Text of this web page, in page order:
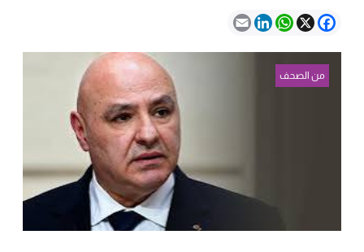
Facebook
X
WhatsApp
LinkedIn
Email
من الصحف